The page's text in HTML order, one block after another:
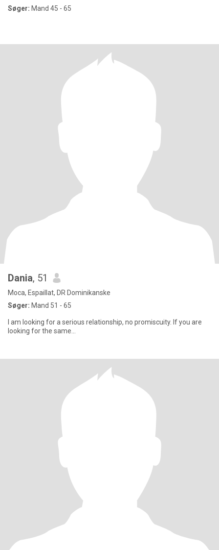
Søger: Mand 45 - 65
Dania, 51
Moca, Espaillat, DR Dominikanske
Søger: Mand 51 - 65
I am looking for a serious relationship, no promiscuity. If you are
looking for the same...